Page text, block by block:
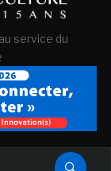
service du